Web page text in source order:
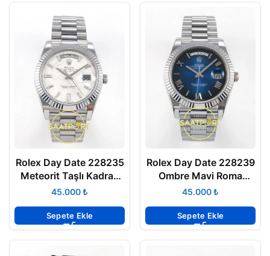
Rolex Day Date 228235
Meteorit Taşlı Kadran
40mm Eta Saat
₺
Sepete Ekle
Rolex Day Date 228239
Ombre Mavi Roma
Rakamlı Kadran 40mm
₺
Sepete Ekle